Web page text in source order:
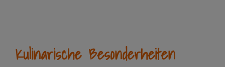
Kulinarische Besonderheiten